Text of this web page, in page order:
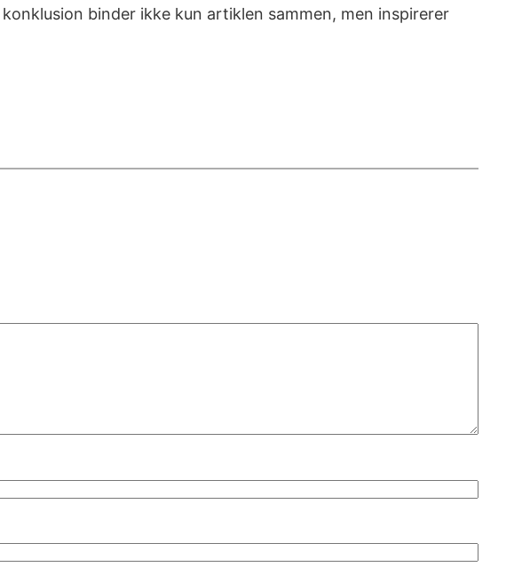
binder ikke kun artiklen sammen, men inspirerer